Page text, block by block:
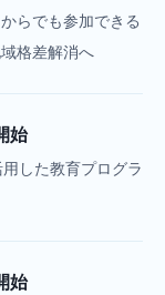
らでも参加できる
格差解消へ
始
した教育プログラ
始